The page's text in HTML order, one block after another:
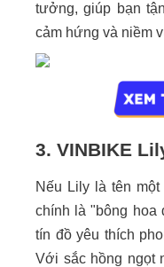
tưởng, giúp bạn
cảm hứng và niềm
3. VINBIKE
Nếu Lily là tên
chính là "bông hoa
tín đồ yêu thích
Với sắc hồng ngọt